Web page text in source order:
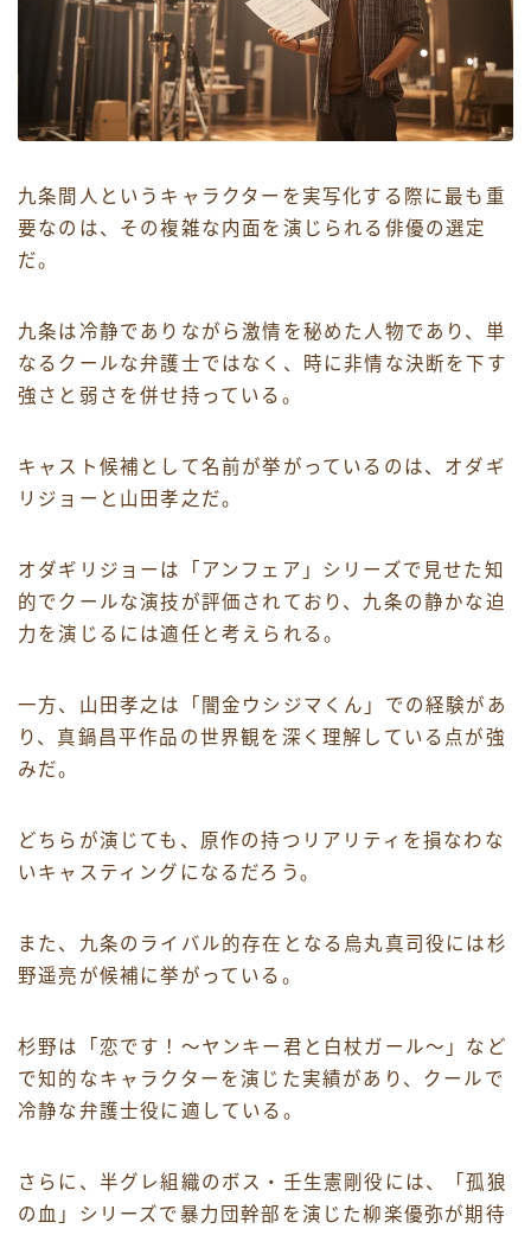
九条間人というキャラクターを実写化する際に最も重
要なのは、その複雑な内面を演じられる俳優の選定
だ。
九条は冷静でありながら激情を秘めた人物であり、単
なるクールな弁護士ではなく、時に非情な決断を下す
強さと弱さを併せ持っている。
キャスト候補として名前が挙がっているのは、オダギ
リジョーと山田孝之だ。
オダギリジョーは「アンフェア」シリーズで見せた知
的でクールな演技が評価されており、九条の静かな迫
力を演じるには適任と考えられる。
一方、山田孝之は「闇金ウシジマくん」での経験があ
り、真鍋昌平作品の世界観を深く理解している点が強
みだ。
どちらが演じても、原作の持つリアリティを損なわな
いキャスティングになるだろう。
また、九条のライバル的存在となる烏丸真司役には杉
野遥亮が候補に挙がっている。
杉野は「恋です！～ヤンキー君と白杖ガール～」など
で知的なキャラクターを演じた実績があり、クールで
冷静な弁護士役に適している。
さらに、半グレ組織のボス・壬生憲剛役には、「孤狼
の血」シリーズで暴力団幹部を演じた柳楽優弥が期待